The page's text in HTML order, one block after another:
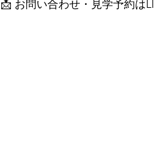
📩 お問い合わせ・見学予約は